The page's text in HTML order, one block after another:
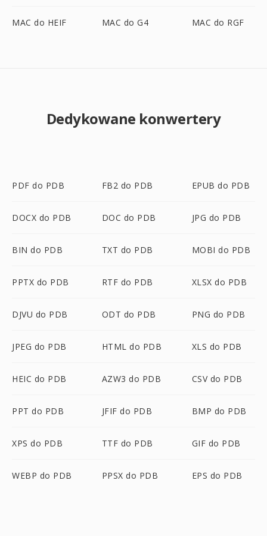
MAC do HEIF MAC do G4 MAC do RGF
Dedykowane konwertery
PDF do PDB FB2 do PDB EPUB do PDB
DOCX do PDB DOC do PDB JPG do PDB
BIN do PDB TXT do PDB MOBI do PDB
PPTX do PDB RTF do PDB XLSX do PDB
DJVU do PDB ODT do PDB PNG do PDB
JPEG do PDB HTML do PDB XLS do PDB
HEIC do PDB AZW3 do PDB CSV do PDB
PPT do PDB JFIF do PDB BMP do PDB
XPS do PDB TTF do PDB GIF do PDB
WEBP do PDB PPSX do PDB EPS do PDB